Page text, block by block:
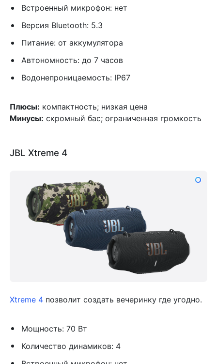
Встроенный микрофон: нет
Версия Bluetooth: 5.3
Питание: от аккумулятора
Автономность: до 7 часов
Водонепроницаемость: IP67
Плюсы: компактность; низкая цена
Минусы: скромный бас; ограниченная громкость
JBL Xtreme 4
Xtreme 4 позволит создать вечеринку где угодно.
Мощность: 70 Вт
Количество динамиков: 4